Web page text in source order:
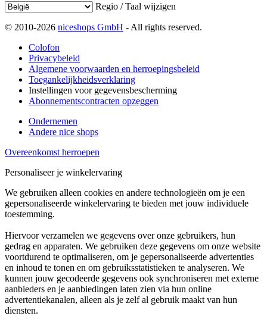
Regio / Taal wijzigen
© 2010-2026 niceshops GmbH - All rights reserved.
Colofon
Privacybeleid
Algemene voorwaarden en herroepingsbeleid
Toegankelijkheidsverklaring
Instellingen voor gegevensbescherming
Abonnementscontracten opzeggen
Ondernemen
Andere nice shops
Overeenkomst herroepen
Personaliseer je winkelervaring
We gebruiken alleen cookies en andere technologieën om je een
gepersonaliseerde winkelervaring te bieden met jouw individuele
toestemming.
Hiervoor verzamelen we gegevens over onze gebruikers, hun
gedrag en apparaten. We gebruiken deze gegevens om onze website
voortdurend te optimaliseren, om je gepersonaliseerde advertenties
en inhoud te tonen en om gebruiksstatistieken te analyseren. We
kunnen jouw gecodeerde gegevens ook synchroniseren met externe
aanbieders en je aanbiedingen laten zien via hun online
advertentiekanalen, alleen als je zelf al gebruik maakt van hun
diensten.